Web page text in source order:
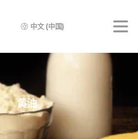
中文 (中国)
黄油